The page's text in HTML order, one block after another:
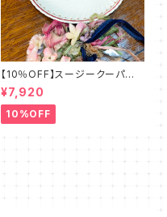
【10％OFF】スージークーパー・
フルーツモチーフ・プレート（スパ
イラル）SCFM0029
¥7,920
10%OFF